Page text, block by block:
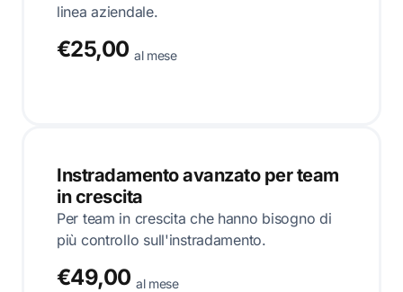
linea aziendale.
€25,00 al mese
Instradamento avanzato per team
in crescita
Per team in crescita che hanno bisogno di
più controllo sull'instradamento.
€49,00 al mese